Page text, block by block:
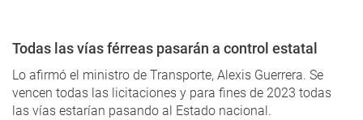
Todas las vías férreas pasarán a control estatal
Lo afirmó el ministro de Transporte, Alexis Guerrera. Se
vencen todas las licitaciones y para fines de 2023 todas
las vías estarían pasando al Estado nacional.